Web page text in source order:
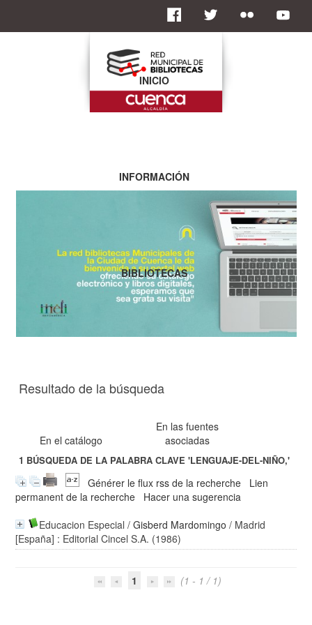
Resultado de la búsqueda
En el catálogo
En las fuentes
asociadas
1 BÚSQUEDA DE LA PALABRA CLAVE'LENGUAJE-DEL-NIÑO,'
Générer le flux rss de la recherche
Lien
permanent de la recherche
Hacer una sugerencia
Educacion Especial /Gisberd Mardomingo / Madrid
[España] : Editorial Cincel S.A. (1986)
1 (1 - 1 / 1)
INICIO
INFORMACIÓN
BIBLIOTECAS